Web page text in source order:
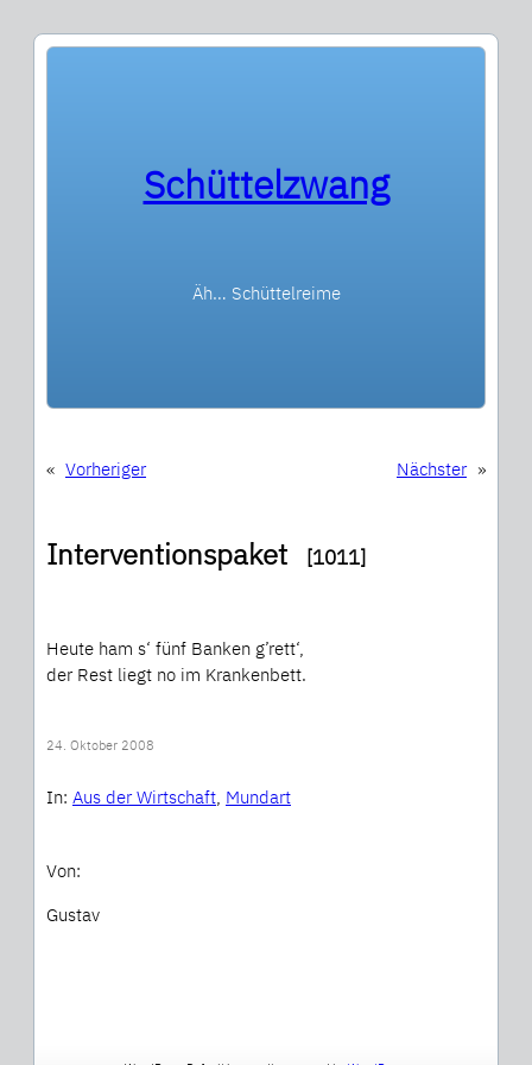
Schüttelzwang
Äh… Schüttelreime
« Vorheriger Nächster »
Interventionspaket [1011]
Heute ham s‘ fünf Banken g’rett‘,
der Rest liegt no im Krankenbett.
24. Oktober 2008
In: Aus der Wirtschaft, Mundart
Von:
Gustav